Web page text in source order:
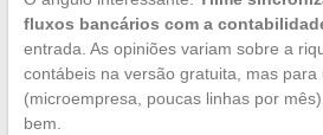
fluxos bancários com a
entrada. As opiniões variam sobre a
contábeis na versão gratuita, mas para
(microempresa, poucas linhas por
bem.